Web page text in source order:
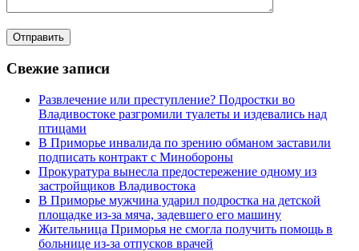
Свежие записи
Развлечение или преступление? Подростки во
Владивостоке разгромили туалеты и издевались над
птицами
В Приморье инвалида по зрению обманом заставили
подписать контракт с Минобороны
Прокуратура вынесла предостережение одному из
застройщиков Владивостока
В Приморье мужчина ударил подростка на детской
площадке из-за мяча, задевшего его машину
Жительница Приморья не смогла получить помощь в
больнице из-за отпусков врачей